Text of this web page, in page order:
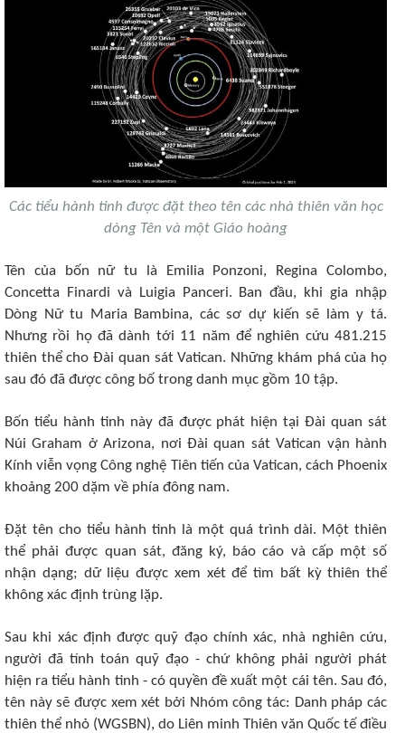
Các tiểu hành tinh được đặt theo tên các nhà thiên văn học
dòng Tên và một Giáo hoàng
Tên của bốn nữ tu là Emilia Ponzoni, Regina Colombo,
Concetta Finardi và Luigia Panceri. Ban đầu, khi gia nhập
Dòng Nữ tu Maria Bambina, các sơ dự kiến sẽ làm y tá.
Nhưng rồi họ đã dành tới 11 năm để nghiên cứu 481.215
thiên thể cho Đài quan sát Vatican. Những khám phá của họ
sau đó đã được công bố trong danh mục gồm 10 tập.
Bốn tiểu hành tinh này đã được phát hiện tại Đài quan sát
Núi Graham ở Arizona, nơi Đài quan sát Vatican vận hành
Kính viễn vọng Công nghệ Tiên tiến của Vatican, cách Phoenix
khoảng 200 dặm về phía đông nam.
Đặt tên cho tiểu hành tinh là một quá trình dài. Một thiên
thể phải được quan sát, đăng ký, báo cáo và cấp một số
nhận dạng; dữ liệu được xem xét để tìm bất kỳ thiên thể
không xác định trùng lặp.
Sau khi xác định được quỹ đạo chính xác, nhà nghiên cứu,
người đã tính toán quỹ đạo - chứ không phải người phát
hiện ra tiểu hành tinh - có quyền đề xuất một cái tên. Sau đó,
tên này sẽ được xem xét bởi Nhóm công tác: Danh pháp các
thiên thể nhỏ (WGSBN), do Liên minh Thiên văn Quốc tế điều